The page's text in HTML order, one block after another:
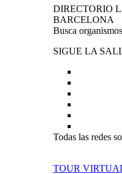
DIRECTORIO
BARCELONA
Busca
SIGUE LA
Todas las redes
TOUR